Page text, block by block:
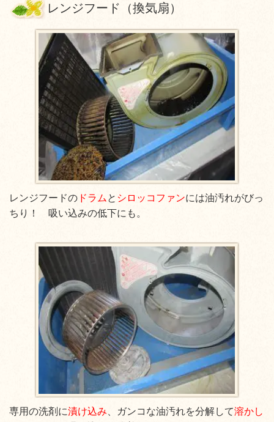
レンジフード（換気扇）
レンジフードの ドラム と シロッコファンには油汚れがびっ
ちり！ 吸い込みの低下にも。
専用の洗剤に漬け込み 、ガンコな油汚れを分解して溶かし